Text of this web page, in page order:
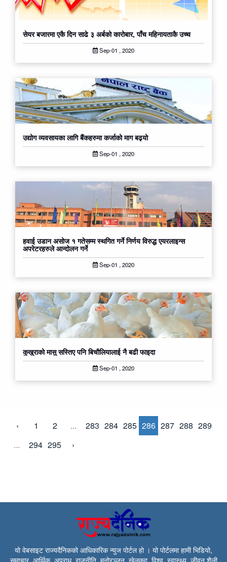
सेयर बजारमा एकै दिन साढे ३ अर्बको कारोबार, पाँच महिनायताकै उच्च
Sep-01 , 2020
उद्योग व्यवसायका लागि बैंकहरुमा कर्जाको माग बढ्यो
Sep-01 , 2020
हवाई उडान असोज १ गतेसम्म स्थगित गर्ने निर्णय विरुद्ध एयरलाइन्स
अपरेटरहरुले आन्दोलन गर्ने
Sep-01 , 2020
कुखुराको मासु सस्तिए पनि बिचौलियालाई नै बढी फाइदा
Sep-01 , 2020
‹ 1 2 ... 283 284 285 286 287 288 289
...
294 295 ›
यो वेबसाइट राज्यदैनिकको आधिकारिक न्युज पोर्टल हो । यो पोर्टलमा हामी भिडियो,